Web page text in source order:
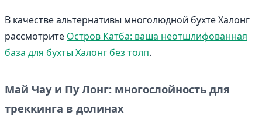
В качестве альтернативы многолюдной бухте Халонг
рассмотрите Остров Катба: ваша неотшлифованная
база для бухты Халонг без толп.
Май Чау и Пу Лонг: многослойность для
треккинга в долинах